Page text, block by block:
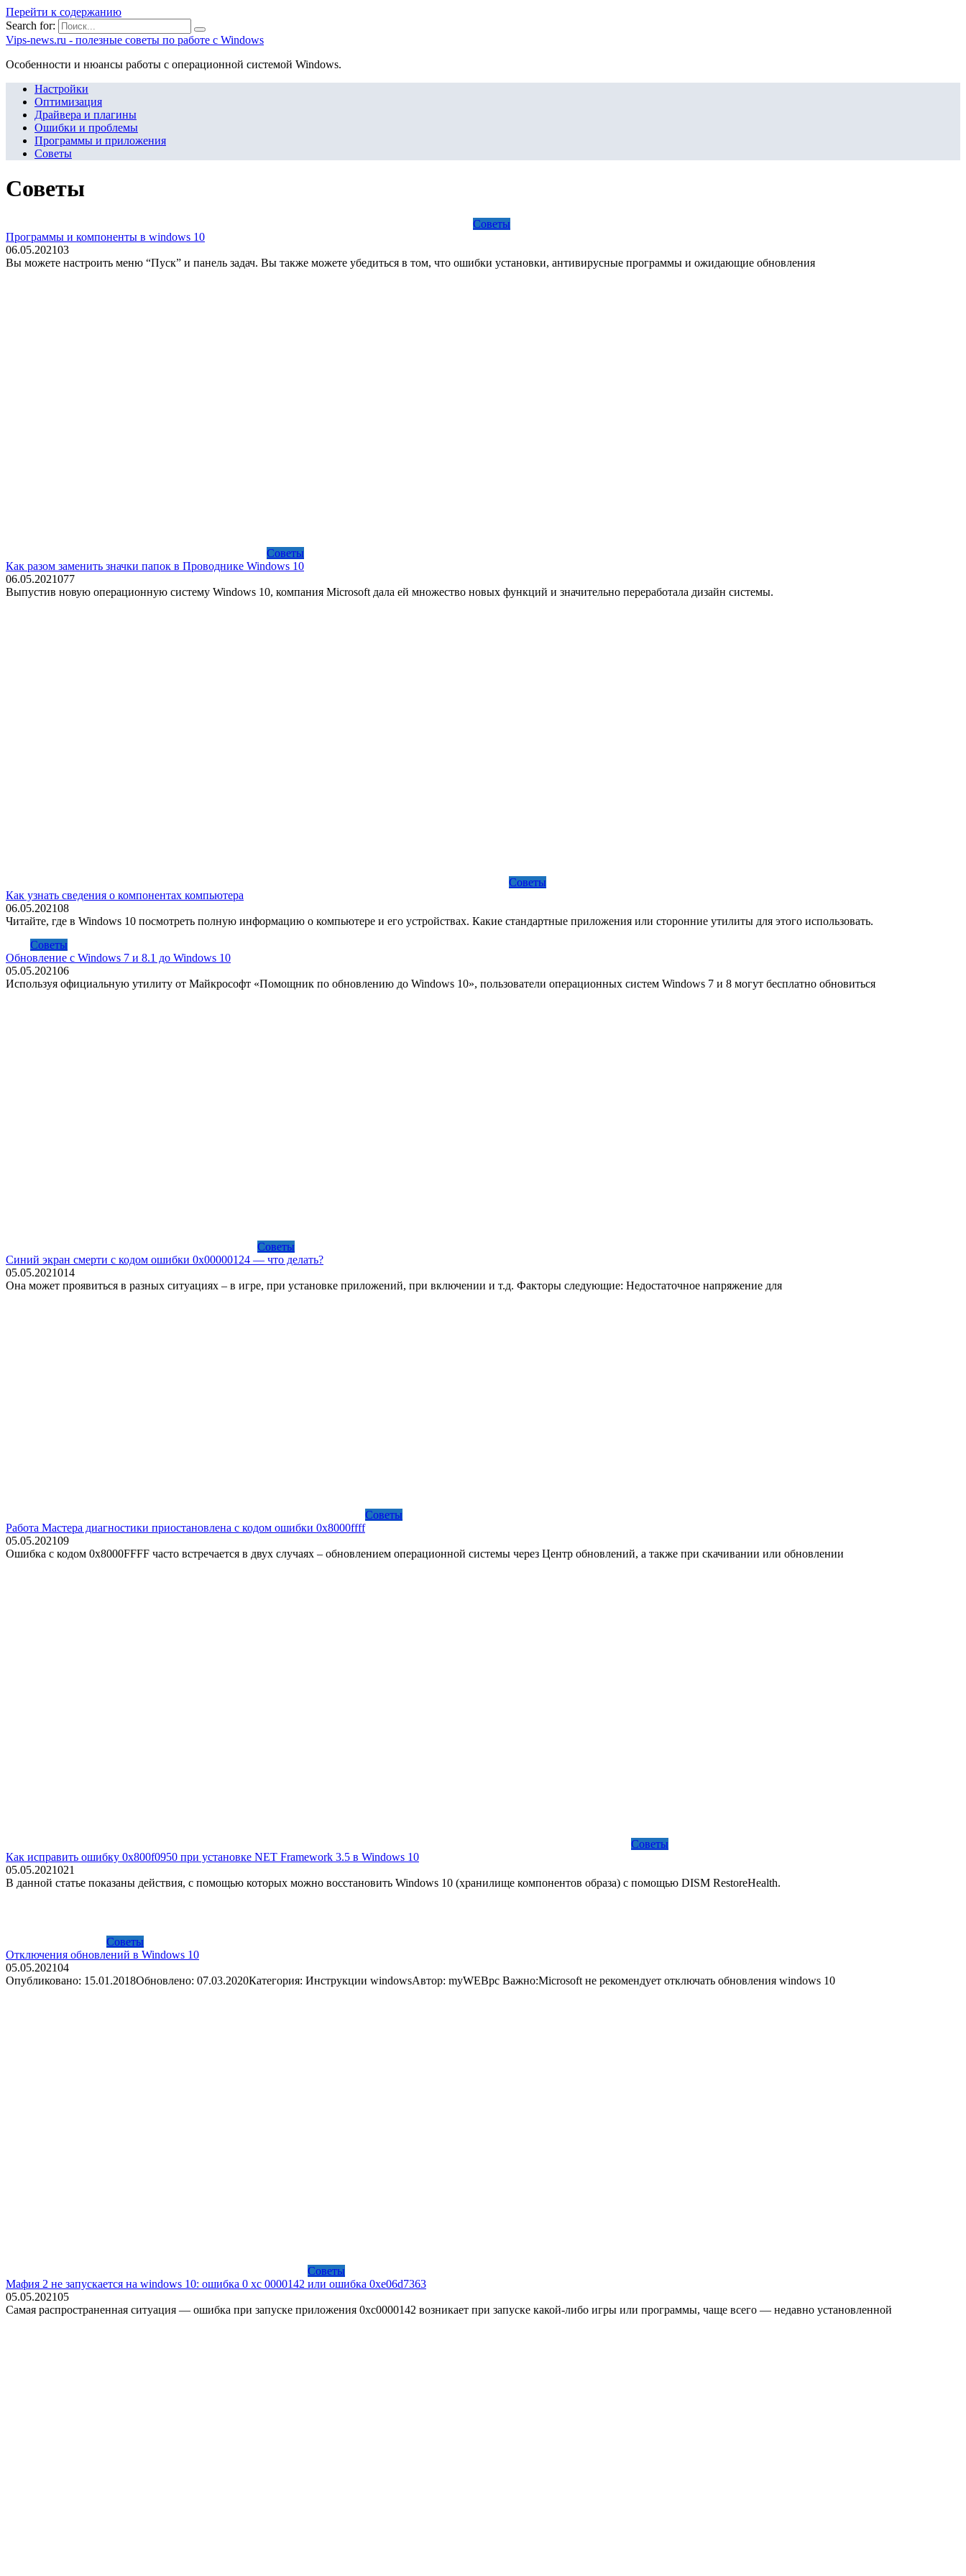
Перейти к содержанию
Search for:
Vips-news.ru - полезные советы по работе с Windows
Особенности и нюансы работы с операционной системой Windows.
Настройки
Оптимизация
Драйвера и плагины
Ошибки и проблемы
Программы и приложения
Советы
Советы
Советы
Программы и компоненты в windows 10
06.05.202103
Вы можете настроить меню “Пуск” и панель задач. Вы также можете убедиться в том, что ошибки установки, антивирусные программы и ожидающие обновления
Советы
Как разом заменить значки папок в Проводнике Windows 10
06.05.2021077
Выпустив новую операционную систему Windows 10, компания Microsoft дала ей множество новых функций и значительно переработала дизайн системы.
Советы
Как узнать сведения о компонентах компьютера
06.05.202108
Читайте, где в Windows 10 посмотреть полную информацию о компьютере и его устройствах. Какие стандартные приложения или сторонние утилиты для этого использовать.
Советы
Обновление с Windows 7 и 8.1 до Windows 10
05.05.202106
Используя официальную утилиту от Майкрософт «Помощник по обновлению до Windows 10», пользователи операционных систем Windows 7 и 8 могут бесплатно обновиться
Советы
Синий экран смерти с кодом ошибки 0x00000124 — что делать?
05.05.2021014
Она может проявиться в разных ситуациях – в игре, при установке приложений, при включении и т.д. Факторы следующие: Недостаточное напряжение для
Советы
Работа Мастера диагностики приостановлена с кодом ошибки 0x8000ffff
05.05.202109
Ошибка с кодом 0x8000FFFF часто встречается в двух случаях – обновлением операционной системы через Центр обновлений, а также при скачивании или обновлении
Советы
Как исправить ошибку 0x800f0950 при установке NET Framework 3.5 в Windows 10
05.05.2021021
В данной статье показаны действия, с помощью которых можно восстановить Windows 10 (хранилище компонентов образа) с помощью DISM RestoreHealth.
Советы
Отключения обновлений в Windows 10
05.05.202104
Опубликовано: 15.01.2018Обновлено: 07.03.2020Категория: Инструкции windowsАвтор: myWEBpc Важно:Microsoft не рекомендует отключать обновления windows 10
Советы
Мафия 2 не запускается на windows 10: ошибка 0 xc 0000142 или ошибка 0xe06d7363
05.05.202105
Самая распространенная ситуация — ошибка при запуске приложения 0xc0000142 возникает при запуске какой-либо игры или программы, чаще всего — недавно установленной